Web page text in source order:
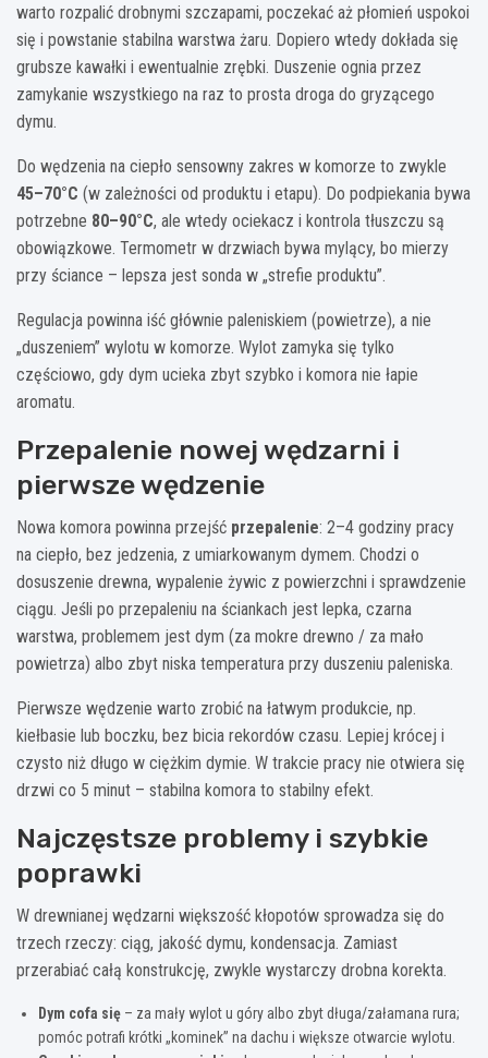
warto rozpalić drobnymi szczapami, poczekać aż płomień uspokoi
się i powstanie stabilna warstwa żaru. Dopiero wtedy dokłada się
grubsze kawałki i ewentualnie zrębki. Duszenie ognia przez
zamykanie wszystkiego na raz to prosta droga do gryzącego
dymu.
Do wędzenia na ciepło sensowny zakres w komorze to zwykle
45–70°C (w zależności od produktu i etapu). Do podpiekania bywa
potrzebne 80–90°C, ale wtedy ociekacz i kontrola tłuszczu są
obowiązkowe. Termometr w drzwiach bywa mylący, bo mierzy
przy ściance – lepsza jest sonda w „strefie produktu”.
Regulacja powinna iść głównie paleniskiem (powietrze), a nie
„duszeniem” wylotu w komorze. Wylot zamyka się tylko
częściowo, gdy dym ucieka zbyt szybko i komora nie łapie
aromatu.
Przepalenie nowej wędzarni i
pierwsze wędzenie
Nowa komora powinna przejść przepalenie: 2–4 godziny pracy
na ciepło, bez jedzenia, z umiarkowanym dymem. Chodzi o
dosuszenie drewna, wypalenie żywic z powierzchni i sprawdzenie
ciągu. Jeśli po przepaleniu na ściankach jest lepka, czarna
warstwa, problemem jest dym (za mokre drewno / za mało
powietrza) albo zbyt niska temperatura przy duszeniu paleniska.
Pierwsze wędzenie warto zrobić na łatwym produkcie, np.
kiełbasie lub boczku, bez bicia rekordów czasu. Lepiej krócej i
czysto niż długo w ciężkim dymie. W trakcie pracy nie otwiera się
drzwi co 5 minut – stabilna komora to stabilny efekt.
Najczęstsze problemy i szybkie
poprawki
W drewnianej wędzarni większość kłopotów sprowadza się do
trzech rzeczy: ciąg, jakość dymu, kondensacja. Zamiast
przerabiać całą konstrukcję, zwykle wystarczy drobna korekta.
Dym cofa się – za mały wylot u góry albo zbyt długa/załamana rura;
pomóc potrafi krótki „kominek” na dachu i większe otwarcie wylotu.